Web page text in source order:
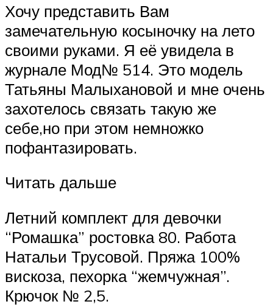
Хочу представить Вам
замечательную косыночку на лето
своими руками. Я её увидела в
журнале Мод№ 514. Это модель
Татьяны Малыхановой и мне очень
захотелось связать такую же
себе,но при этом немножко
пофантазировать.
Читать дальше
Летний комплект для девочки
“Ромашка” ростовка 80. Работа
Натальи Трусовой. Пряжа 100%
вискоза, пехорка “жемчужная”.
Крючок № 2,5.